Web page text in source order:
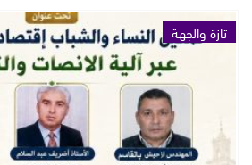
تازة والجهة